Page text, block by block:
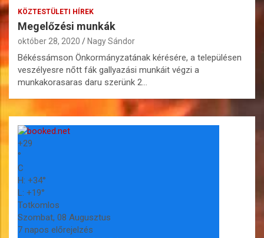
KÖZTESTÜLETI HÍREK
Megelőzési munkák
október 28, 2020 Nagy Sándor
Békéssámson Önkormányzatának kérésére, a településen
veszélyesre nőtt fák gallyazási munkáit végzi a
munkakorasaras daru szerünk 2…
+29
°
C
H: +34°
L: +19°
Totkomlos
Szombat, 08 Augusztus
7 napos előrejelzés